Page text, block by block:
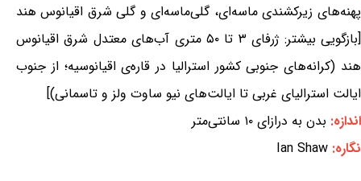
پهنه‌های زیرکشندی ماسه‌ای، گلی‌ماسه‌ای و گلی شرق اقیانوس هند
[بازگویی بیشتر: ژرفای ۳ تا ۵۰ متری آب‌های معتدل شرق اقیانوس
هند (کرانه‌های جنوبی کشور استرالیا در قاره‌ی اقیانوسیه؛ از جنوب
ایالت استرالیای غربی تا ایالت‌های نیو ساوت ولز و تاسمانی)]
اندازه: بدن به درازای ۱۰ سانتی‌متر
نگاره: Ian Shaw